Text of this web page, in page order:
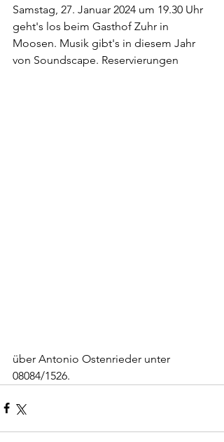
Samstag, 27. Januar 2024 um 19.30 Uhr
geht's los beim Gasthof Zuhr in
Moosen. Musik gibt's in diesem Jahr
von Soundscape. Reservierungen
über Antonio Ostenrieder unter
08084/1526.